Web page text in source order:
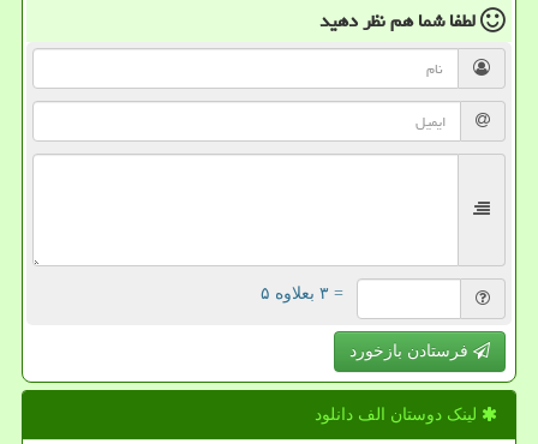
لطفا شما همنظر دهید
= ۳ بعلاوه ۵
فرستادن بازخورد
لینک دوستان الف دانلود